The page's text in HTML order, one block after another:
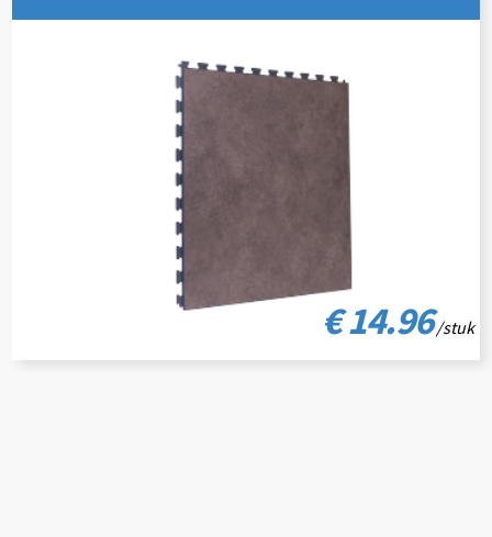
€ 14.96/stuk